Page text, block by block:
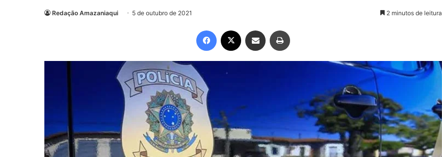
Redação Amazaniaqui 5 de outubro de 2021 2 minutos de leitura
Facebook Compartilhar via e-mail